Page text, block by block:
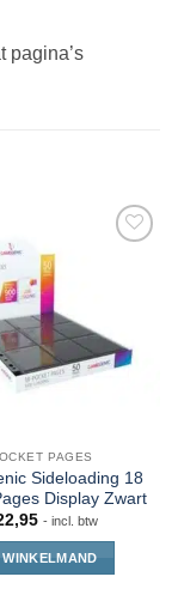
pagina’s
PAGES
Sideloading 18
Display Zwart
- incl. btw
WINKELMAND